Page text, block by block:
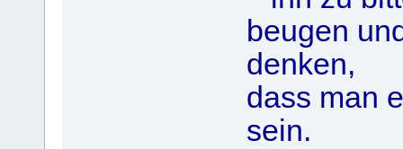
beugen
denken,
dass man
sein.